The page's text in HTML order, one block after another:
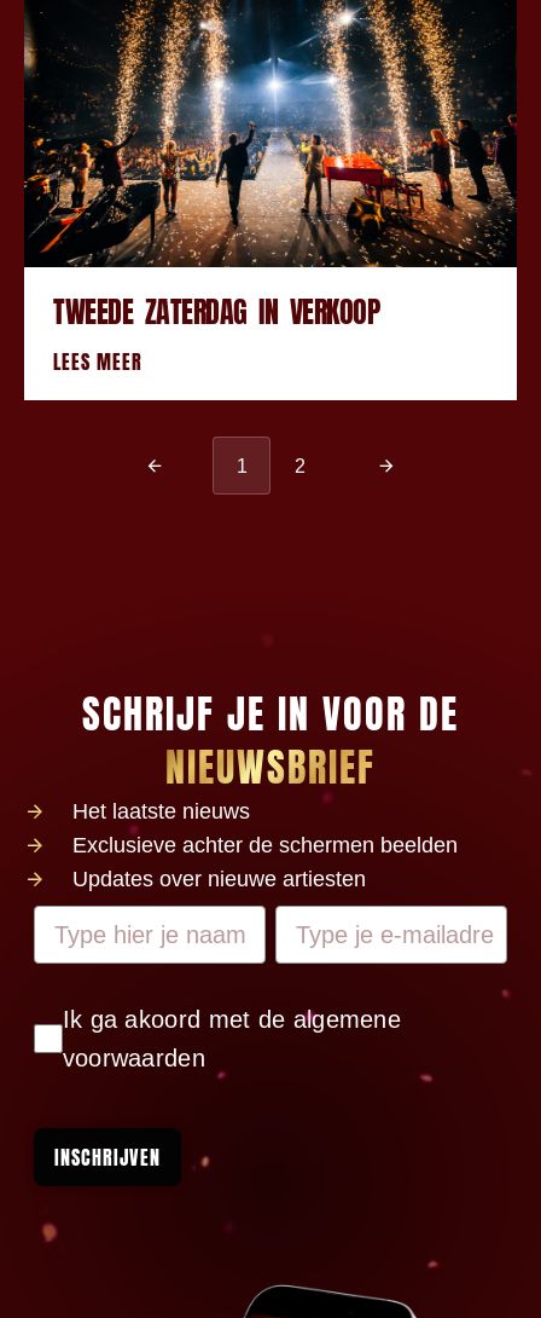
TWEEDE ZATERDAG IN VERKOOP
LEES MEER
1 2
SCHRIJF JE IN VOOR DE
NIEUWSBRIEF
Het laatste nieuws
Exclusieve achter de schermen beelden
Updates over nieuwe artiesten
Ik ga akoord met de algemene
voorwaarden
INSCHRIJVEN